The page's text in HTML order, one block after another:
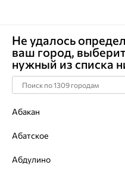
Главная Каталог Браслеты
Браслет,
Артикул:БР54-09
Не удалось
ваш город,
нужный из списка
Абакан
Абатское
Абдулино